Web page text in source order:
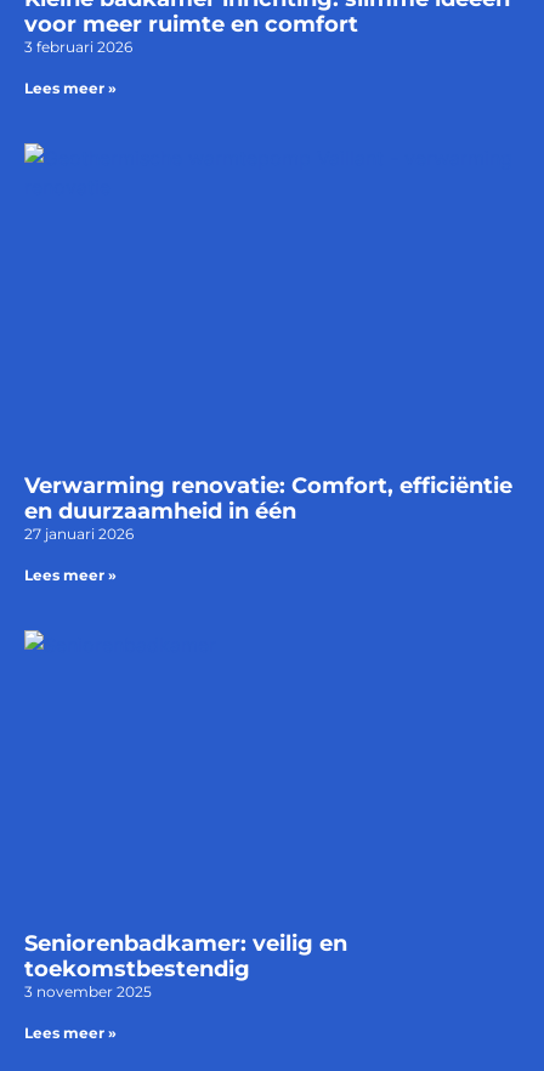
voor meer ruimte en comfort
3 februari 2026
Lees meer »
Verwarming renovatie: Comfort, efficiëntie
en duurzaamheid in één
27 januari 2026
Lees meer »
Seniorenbadkamer: veilig en
toekomstbestendig
3 november 2025
Lees meer »